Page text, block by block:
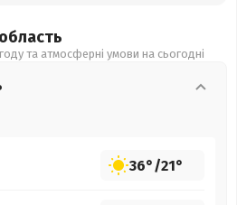
область
та атмосферні умови на сьогодні
36°/21°